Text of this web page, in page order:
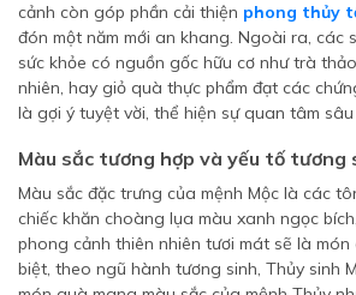
cảnh còn góp phần cải thiện phong thủy
đón một năm mới an khang. Ngoài ra, các
sức khỏe có nguồn gốc hữu cơ như trà
nhiên, hay giỏ quà thực phẩm đạt các
là gợi ý tuyệt vời, thể hiện sự quan tâm sâu
Màu sắc tương hợp và yếu tố tương
Màu sắc đặc trưng của mệnh Mộc là các
chiếc khăn choàng lụa màu xanh ngọc
phong cảnh thiên nhiên tươi mát sẽ là
biệt, theo ngũ hành tương sinh, Thủy sinh